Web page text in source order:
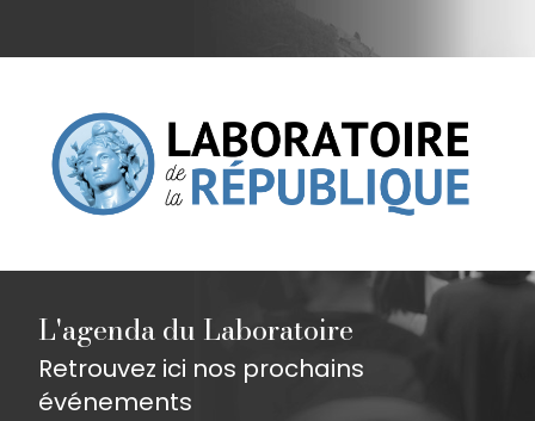
L'agenda du Laboratoire
Retrouvez ici nos prochains
événements